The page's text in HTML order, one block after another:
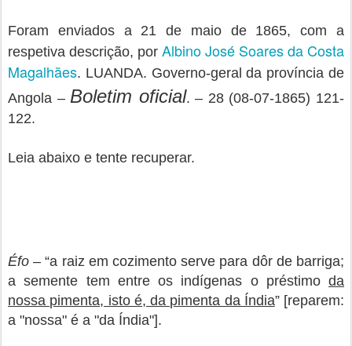
Foram enviados a 21 de maio de 1865, com a
respetiva descrição, por Albino José Soares da Costa
Magalhães. LUANDA. Governo-geral da província de
Angola –Boletim oficial. – 28 (08-07-1865) 121-
122.
Leia abaixo e tente recuperar.
Éfo – “a raiz em cozimento serve para dôr de barriga;
a semente tem entre os indígenas o préstimo da
nossa pimenta, isto é, da pimenta da Índia” [reparem:
a "nossa" é a "da Índia"].